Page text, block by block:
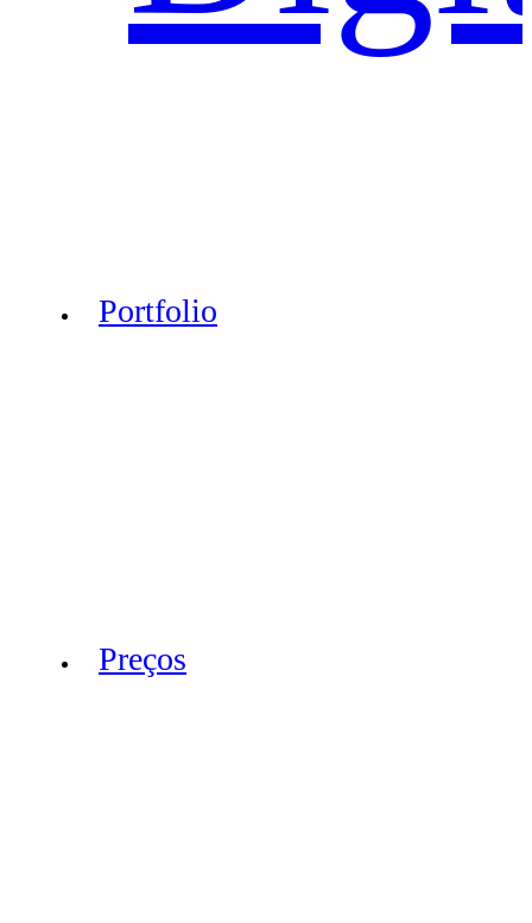
Portfolio
Preços